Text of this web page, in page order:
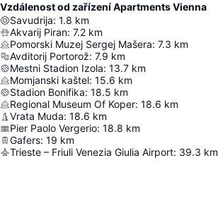
Vzdálenost od zařízení Apartments Vienna
Savudrija: 1.8 km
Akvarij Piran: 7.2 km
Pomorski Muzej Sergej Mašera: 7.3 km
Avditorij Portorož: 7.9 km
Mestni Stadion Izola: 13.7 km
Momjanski kaštel: 15.6 km
Stadion Bonifika: 18.5 km
Regional Museum Of Koper: 18.6 km
Vrata Muda: 18.6 km
Pier Paolo Vergerio: 18.8 km
Gafers: 19 km
Trieste – Friuli Venezia Giulia Airport: 39.3 km